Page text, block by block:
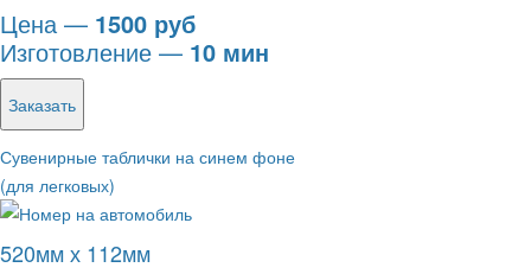
Цена — 1500 руб
Изготовление — 10 мин
Заказать
Сувенирные таблички на синем фоне
(для легковых)
520мм х 112мм